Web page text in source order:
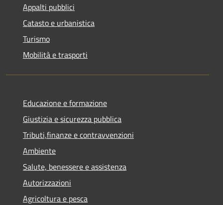
Appalti pubblici
Catasto e urbanistica
Turismo
Mobilità e trasporti
Educazione e formazione
Giustizia e sicurezza pubblica
Tributi,finanze e contravvenzioni
Ambiente
Salute, benessere e assistenza
Autorizzazioni
Agricoltura e pesca